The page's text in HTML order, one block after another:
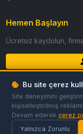
Hemen Başlayın
Ücretsiz kaydolun,
© 2026 GoldFirma. Tüm
GizlilikKoşullarÇerezler
Bu site çerez
Site deneyimini
kişiselleştirilmiş
Devam ederek çerez
Yalnızca Zorunlu